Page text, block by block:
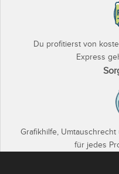
Du profitierst von
Express
Grafikhilfe,
für jedes